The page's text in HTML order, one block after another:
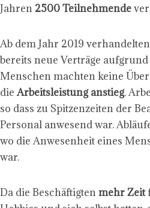
Jahren 2500 Teilnehmende
Ab dem Jahr 2019
bereits neue Verträge
Menschen machten keine
dieArbeitsleistung anstieg.
so dass zu Spitzenzeiten der
Personal anwesend war.
wo die Anwesenheit eines
war.
Da die Beschäftigtenmehr Zeit